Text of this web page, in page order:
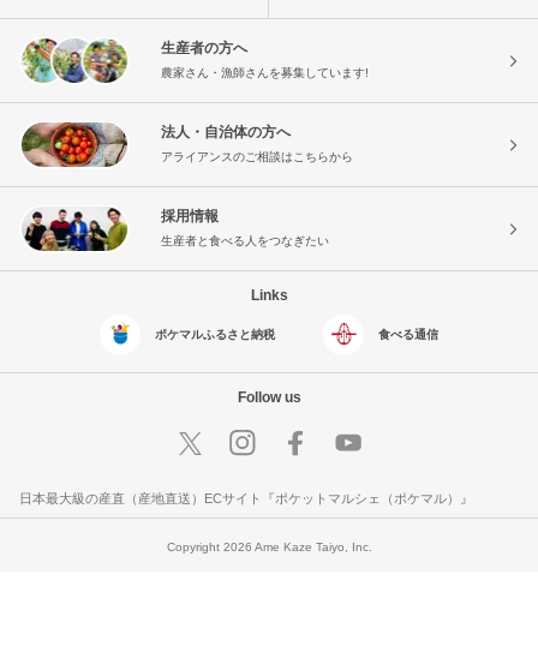
生産者の方へ
農家さん・漁師さんを募集しています!
法人・自治体の方へ
アライアンスのご相談はこちらから
採用情報
生産者と食べる人をつなぎたい
Links
ポケマルふるさと納税 食べる通信
Follow us
日本最大級の産直（産地直送）ECサイト『ポケットマルシェ（ポケマル）』
Copyright 2026 Ame Kaze Taiyo, Inc.